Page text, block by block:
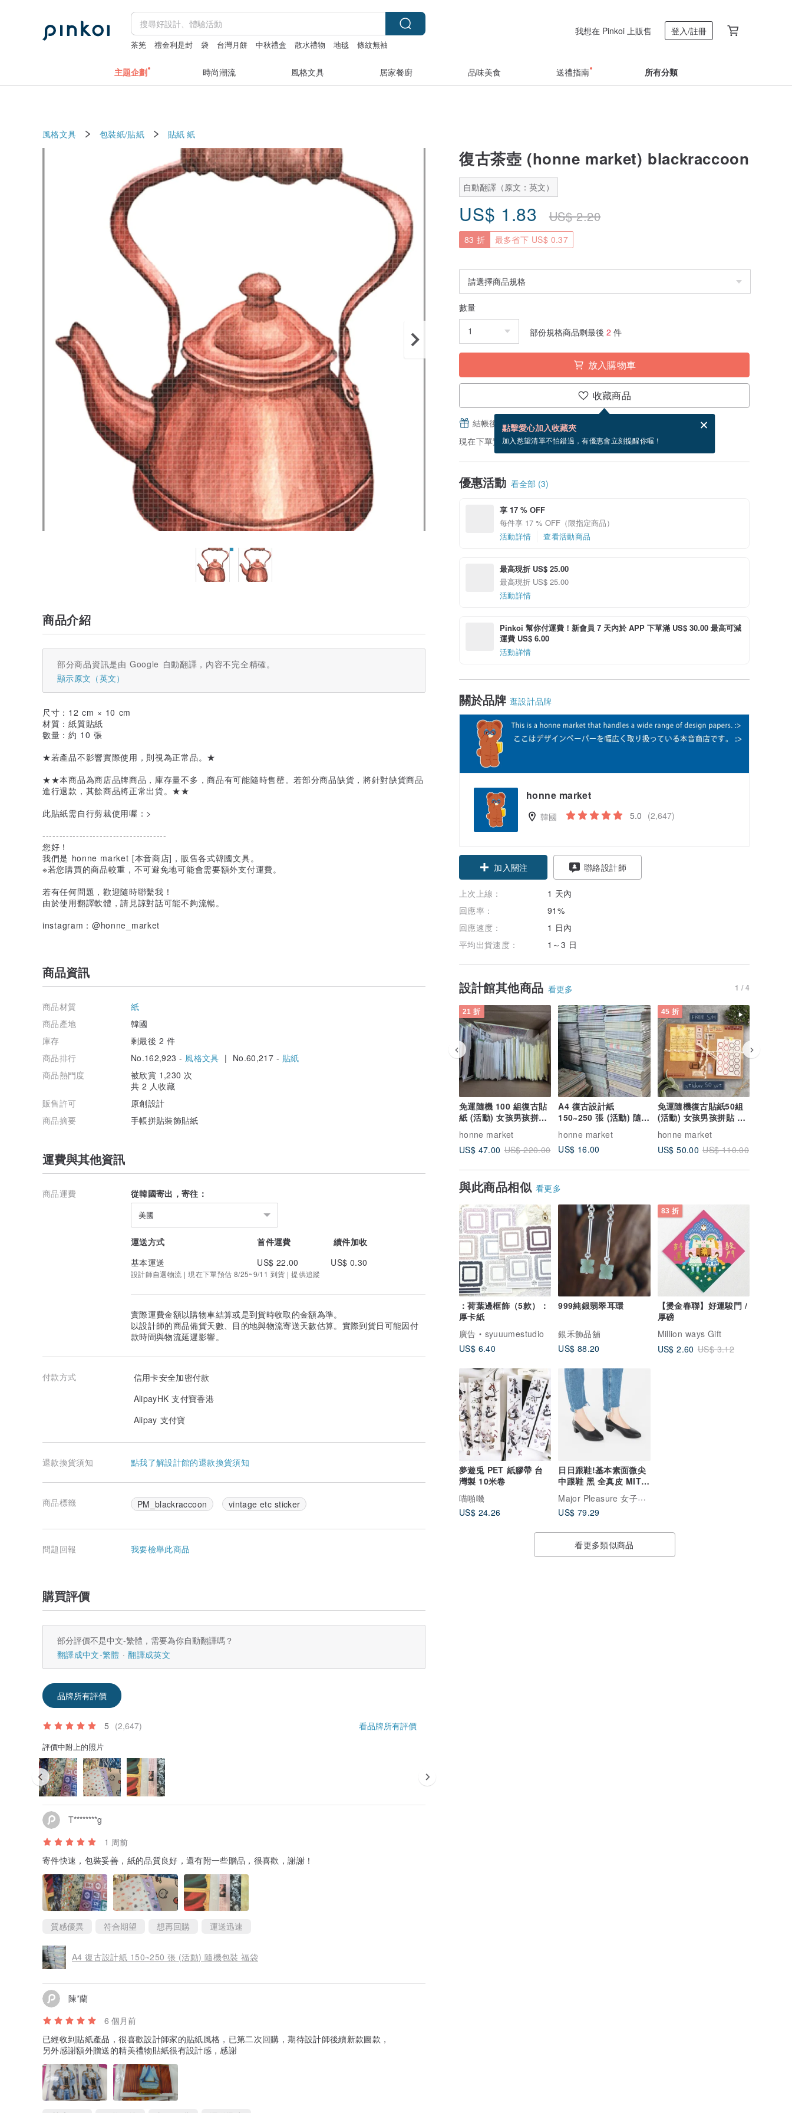
茶筅 禮金利是封 袋 台灣月餅 中秋禮盒 散水禮物 地毯 條紋無袖
我想在 Pinkoi 上販售 登入/註冊
主題企劃 時尚潮流 風格文具 居家餐廚 品味美食 送禮指南 所有分類
風格文具 包裝紙/貼紙 貼紙 紙
復古茶壺 (honne market) blackraccoon
自動翻譯（原文：英文）
US$ 1.83 US$2.20
83 折 最多省下 US$ 0.37
數量
部份規格商品剩最後 2 件
放入購物車
收藏商品
點擊愛心加入收藏夾
加入慾望清單不怕錯過，有優惠會立刻提醒你喔！
結帳後填寫並分享，免費幫你寄送電子賀卡。
電子賀卡是什麼？
現在下單預估 8/25~9/11 到貨。
優惠活動 看全部 (3)
享 17 % OFF
每件享 17 % OFF（限指定商品）
活動詳情
查看活動商品
最高現折 US$ 25.00
最高現折 US$ 25.00
活動詳情
Pinkoi 幫你付運費！新會員 7 天內於 APP 下單滿 US$ 30.00 最高可減
運費 US$ 6.00
活動詳情
關於品牌 逛設計品牌
honne market
韓國 5.0 (2,647)
聯絡設計師
上次上線：
1 天內
回應率：
91%
回應速度：
1 日內
平均出貨速度：
1～3 日
設計館其他商品 看更多 1 / 4
21 折
免運隨機 100 組復古貼
紙 (活動) 女孩男孩拼貼
福袋 驚喜盒
honne market
US$ 47.00 US$ 220.00
A4 復古設計紙
150~250 張 (活動) 隨機
包裝 福袋
honne market
US$ 16.00
45 折
免運隨機復古貼紙50組
(活動) 女孩男孩拼貼 福
袋 驚喜盒
honne market
US$ 50.00 US$ 110.00
與此商品相似 看更多
：荷葉邊框飾（5款）：
厚卡紙
廣告
syuuumestudio
US$ 6.40
999純銀翡翠耳環
銀禾飾品舖
US$ 88.20
83 折
【燙金春聯】好運駿門 /
厚磅
Million ways Gift
US$ 2.60 US$ 3.12
夢遊兎 PET 紙膠帶 台
灣製 10米卷
喵啪嘰
US$ 24.26
日日跟鞋!基本素面微尖
中跟鞋 黑 全真皮 MIT -
Major Pleasure 女子鞋研究室
US$ 79.29
看更多類似商品
商品介紹
部分商品資訊是由 Google 自動翻譯，內容不完全精確。
顯示原文（英文）
尺寸：12 cm × 10 cm
材質：紙質貼紙
數量：約 10 張
★若產品不影響實際使用，則視為正常品。★
★★本商品為商店品牌商品，庫存量不多，商品有可能隨時售罄。若部分商品缺貨，將針對缺貨商品
進行退款，其餘商品將正常出貨。★★
此貼紙需自行剪裁使用喔：>
-------------------------------------
您好！
我們是 honne market [本音商店]，販售各式韓國文具。
※若您購買的商品較重，不可避免地可能會需要額外支付運費。
若有任何問題，歡迎隨時聯繫我！
由於使用翻譯軟體，請見諒對話可能不夠流暢。
instagram：@honne_market
商品資訊
商品材質
紙
商品產地
韓國
庫存
剩最後 2 件
商品排行
No.162,923 - 風格文具 | No.60,217 - 貼紙
商品熱門度
被欣賞 1,230 次
共 2 人收藏
販售許可
原創設計
商品摘要
手帳拼貼裝飾貼紙
運費與其他資訊
商品運費 從韓國寄出，寄往：
美國
運送方式 首件運費
續件加收
基本運送
US$ 22.00 US$ 0.30
設計師自選物流 | 現在下單預估 8/25~9/11 到貨 | 提供追蹤
實際運費金額以購物車結算或是到貨時收取的金額為準。
以設計師的商品備貨天數、目的地與物流寄送天數估算。實際到貨日可能因付
款時間與物流延遲影響。
付款方式
信用卡安全加密付款
AlipayHK 支付寶香港
Alipay 支付寶
退款換貨須知 點我了解設計館的退款換貨須知
商品標籤 PM_blackraccoon vintage etc sticker
問題回報 我要檢舉此商品
購買評價
部分評價不是中文-繁體，需要為你自動翻譯嗎？
翻譯成中文-繁體
翻譯成英文
品牌所有評價
5 (2,647) 看品牌所有評價
評價中附上的照片
T********g
1 周前
寄件快速，包裝妥善，紙的品質良好，還有附一些贈品，很喜歡，謝謝！
質感優異 符合期望 想再回購 運送迅速
A4 復古設計紙 150~250 張 (活動) 隨機包裝 福袋
陳*蘭
6 個月前
已經收到貼紙產品，很喜歡設計師家的貼紙風格，已第二次回購，期待設計師後續新款圖款，
另外感謝額外贈送的精美禮物貼紙很有設計感，感謝